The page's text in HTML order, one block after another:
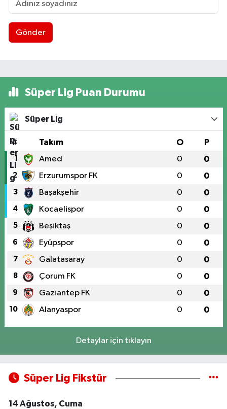
Gönder
Süper Lig Puan Durumu
Süper Lig
# Takım O P
1 Amed 0 0
2 Erzurumspor FK 0 0
3 Başakşehir 0 0
4 Kocaelispor 0 0
5 Beşiktaş 0 0
6 Eyüpspor 0 0
7 Galatasaray 0 0
8 Çorum FK 0 0
9 Gaziantep FK 0 0
10 Alanyaspor 0 0
Detaylar için tıklayın
Süper Lig Fikstür
14 Ağustos, Cuma